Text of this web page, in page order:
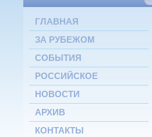
ГЛАВНАЯ
ЗА РУБЕЖОМ
СОБЫТИЯ
РОССИЙСКОЕ
НОВОСТИ
АРХИВ
КОНТАКТЫ